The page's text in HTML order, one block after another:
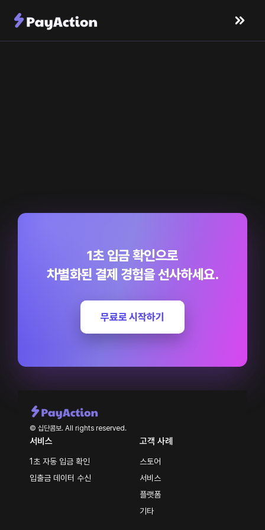
1초 입금 확인으로
차별화된 결제 경험을 선사하세요.
무료로 시작하기
© 십단콤보. All rights reserved.
서비스
1초 자동 입금 확인
입출금 데이터 수신
고객 사례
스토어
서비스
플랫폼
기타